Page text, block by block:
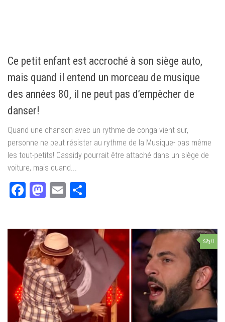
Ce petit enfant est accroché à son siège auto,
mais quand il entend un morceau de musique
des années 80, il ne peut pas d’empêcher de
danser!
Quand une chanson avec un rythme de conga vient sur,
personne ne peut résister au rythme de la Musique- pas même
les tout-petits! Cassidy pourrait être attaché dans un siège de
voiture, mais quand...
Facebook
Mastodon
Email
0